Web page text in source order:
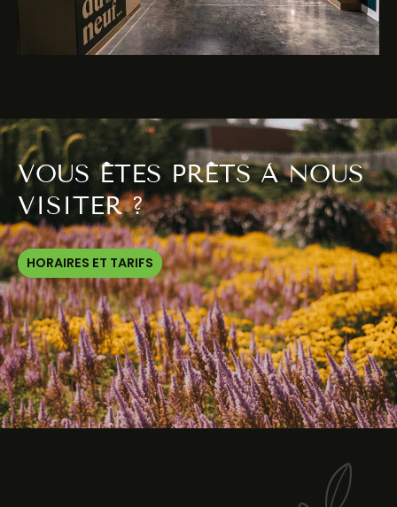
VOUS ÊTES PRÊTS À NOUS
VISITER ?
HORAIRES ET TARIFS